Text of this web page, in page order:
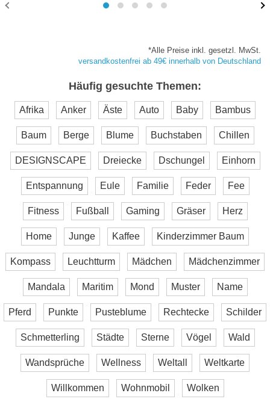
*Alle Preise inkl. gesetzl. MwSt.
versandkostenfrei ab 49€ innerhalb von Deutschland
Häufig gesuchte Themen:
Afrika Anker Äste Auto Baby Bambus
Baum Berge Blume Buchstaben Chillen
DESIGNSCAPE Dreiecke Dschungel Einhorn
Entspannung Eule Familie Feder Fee
Fitness Fußball Gaming Gräser Herz
Home Junge Kaffee Kinderzimmer Baum
Kompass Leuchtturm Mädchen Mädchenzimmer
Mandala Maritim Mond Muster Name
Pferd Punkte Pusteblume Rechtecke Schilder
Schmetterling Städte Sterne Vögel Wald
Wandsprüche Wellness Weltall Weltkarte
Willkommen Wohnmobil Wolken